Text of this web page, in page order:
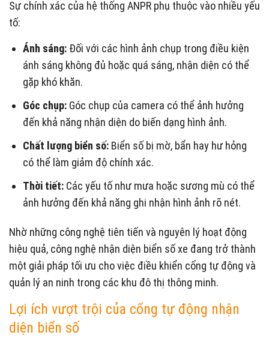
Sự chính xác của hệ thống ANPR phụ thuộc vào nhiều yếu
tố:
Ánh sáng: Đối với các hình ảnh chụp trong điều kiện
ánh sáng không đủ hoặc quá sáng, nhận diện có thể
gặp khó khăn.
Góc chụp: Góc chụp của camera có thể ảnh hưởng
đến khả năng nhận diện do biến dạng hình ảnh.
Chất lượng biển số: Biển số bị mờ, bẩn hay hư hỏng
có thể làm giảm độ chính xác.
Thời tiết: Các yếu tố như mưa hoặc sương mù có thể
ảnh hưởng đến khả năng ghi nhận hình ảnh rõ nét.
Nhờ những công nghệ tiên tiến và nguyên lý hoạt động
hiệu quả, công nghệ nhận diện biển số xe đang trở thành
một giải pháp tối ưu cho việc điều khiển cổng tự động và
quản lý an ninh trong các khu đô thị thông minh.
Lợi ích vượt trội của cổng tự động nhận
diện biển số